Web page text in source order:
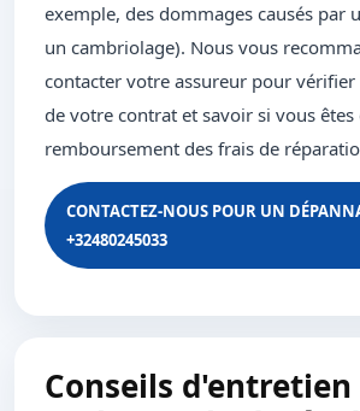
exemple, des dommages causés par
un cambriolage). Nous vous
contacter votre assureur pour
de votre contrat et savoir si vous
remboursement des frais de
CONTACTEZ-NOUS POUR UN
+32480245033
Conseils